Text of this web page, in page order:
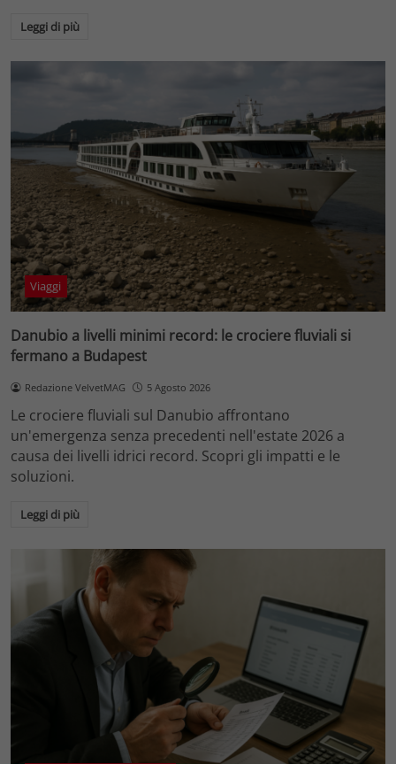
Leggi di più
Viaggi
Danubio a livelli minimi record: le crociere fluviali si
fermano a Budapest
Redazione VelvetMAG 5 Agosto 2026
Le crociere fluviali sul Danubio affrontano
un'emergenza senza precedenti nell'estate 2026 a
causa dei livelli idrici record. Scopri gli impatti e le
soluzioni.
Leggi di più